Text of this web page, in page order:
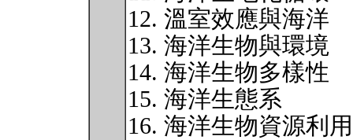
12. 溫室效應與海洋
13. 海洋生物與環境
14. 海洋生物多樣性
15. 海洋生態系
16. 海洋生物資源利